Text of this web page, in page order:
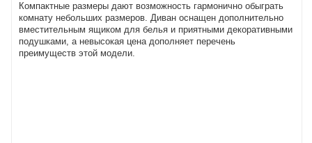
Компактные размеры дают возможность гармонично обыграть
комнату небольших размеров. Диван оснащен дополнительно
вместительным ящиком для белья и приятными декоративными
подушками, а невысокая цена дополняет перечень
преимуществ этой модели.